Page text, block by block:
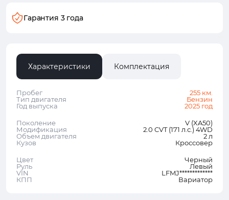
Гарантия 3 года
Характеристики Комплектация
Пробег
255 км.
Тип двигателя
Бензин
Год выпуска
2025 год
Поколение
V (XA50)
Модификация
2.0 CVT (171 л.с.) 4WD
Объем двигателя
2 л
Кузов
Кроссовер
Цвет
Черный
Руль
Левый
VIN
LFMJ*************
КПП
Вариатор